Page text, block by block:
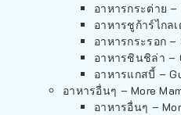
อาหารกระต่าย –
อาหารชูก้าร์ไกล
อาหารกระรอก –
อาหารชินชิล่า –
อาหารแกสบี้ –
อาหารอื่นๆ – More
อาหารอื่นๆ –